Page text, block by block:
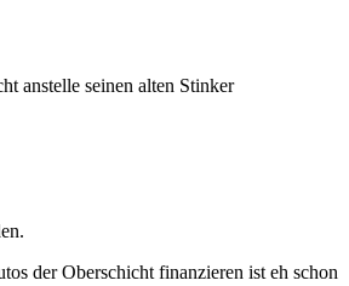
anstelle seinen alten Stinker
der Oberschicht finanzieren ist eh schon